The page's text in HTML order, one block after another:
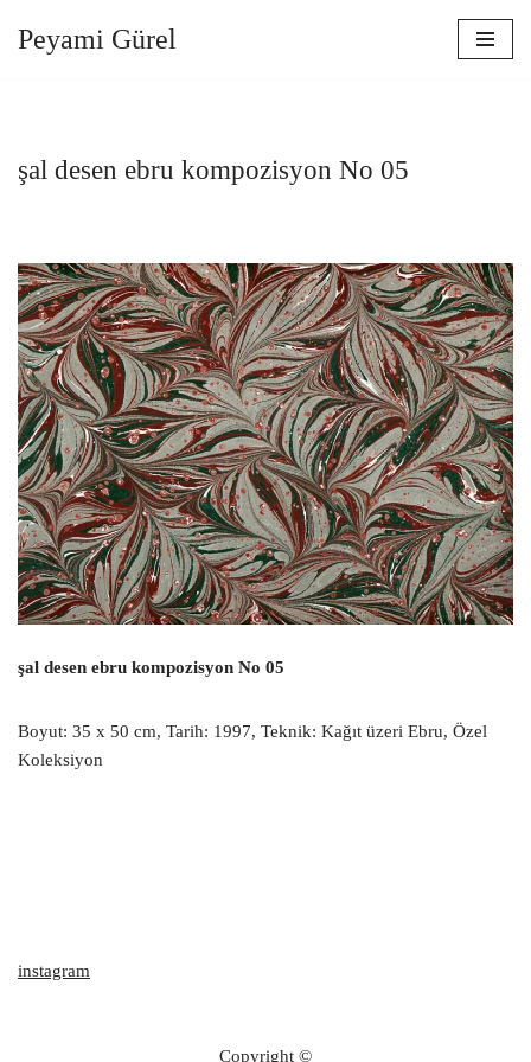
Peyami Gürel
şal desen ebru kompozisyon No 05
şal desen ebru kompozisyon No 05
Boyut: 35 x 50 cm, Tarih: 1997, Teknik: Kağıt üzeri Ebru, Özel
Koleksiyon
instagram
Copyright ©